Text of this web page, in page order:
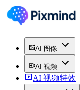
AI 图像
AI 视频
AI 视频特效